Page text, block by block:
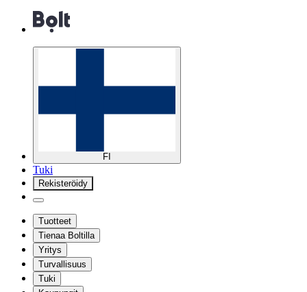
FI
Tuki
Rekisteröidy
Tuotteet
Tienaa Boltilla
Yritys
Turvallisuus
Tuki